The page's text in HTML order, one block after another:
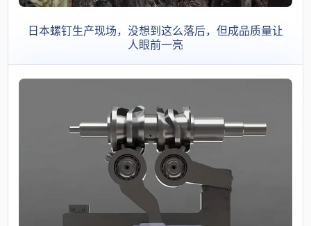
日本螺钉生产现场，没想到这么落后，但成品质量让
人眼前一亮